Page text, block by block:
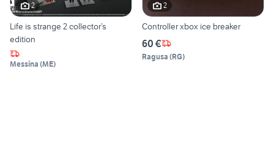
2
Life is strange 2 collector’s
edition
Messina (ME)
2
Controller xbox ice breaker
60 €
Ragusa (RG)